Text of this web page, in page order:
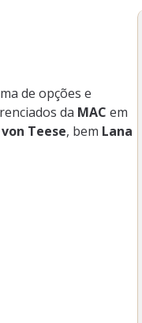
de opções e
da MAC em
Teese, bem Lana